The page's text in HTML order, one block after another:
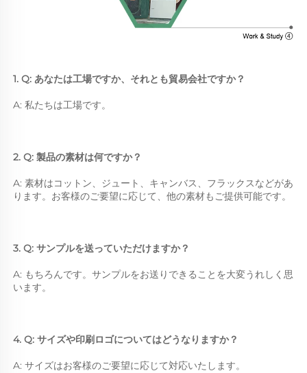
1. Q: あなたは工場ですか、それとも貿易会社ですか？
A: 私たちは工場です。
2. Q: 製品の素材は何ですか？
A: 素材はコットン、ジュート、キャンバス、フラックスなどがあ
ります。お客様のご要望に応じて、他の素材もご提供可能です。
3. Q: サンプルを送っていただけますか？
A: もちろんです。サンプルをお送りできることを大変うれしく思
います。
4. Q: サイズや印刷ロゴについてはどうなりますか？
A: サイズはお客様のご要望に応じて対応いたします。